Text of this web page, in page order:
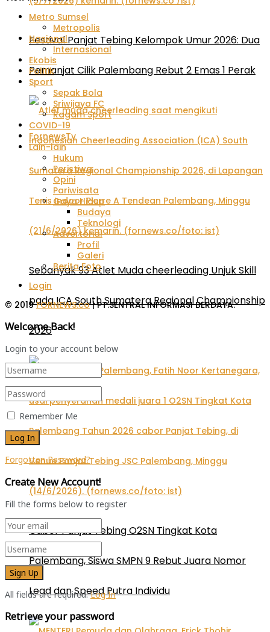
Festival Panjat Tebing Kelompok Umur 2026: Dua
Pemanjat Cilik Palembang Rebut 2 Emas 1 Perak
Sebanyak 93 Atlet Muda cheerleading Unjuk Skill
pada ICA South Sumatera Regional Championship
2026
Cabor Panjat Tebing O2SN Tingkat Kota
Palembang, Siswa SMPN 9 Rebut Juara Nomor
Lead dan Speed Putra Individu
Metro Sumsel
Metropolis
Nasional
Internasional
Ekobis
Politik
Sport
Sepak Bola
Sriwijaya FC
Ragam Sport
COVID-19
FornewsTv
Lain-lain
Hukum
Peristiwa
Opini
Pariwisata
Gaya Hidup
Budaya
Teknologi
Advertorial
Profil
Galeri
Berita Foto
Login
© 2019FORNEWS.co| PT.SENTRAL INFORMASI BERDAYA.
Welcome Back!
Login to your account below
Remember Me
Forgotten Password?
Create New Account!
Fill the forms below to register
All fields are required. Log In
Retrieve your password